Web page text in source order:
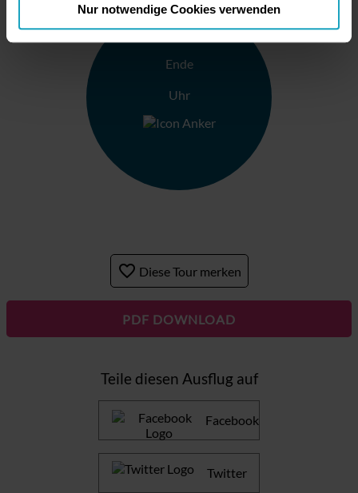
Nur notwendige Cookies verwenden
Ende
Uhr
favorite_border Diese Tour merken
PDF DOWNLOAD
Teile diesen Ausflug auf
Facebook
Twitter